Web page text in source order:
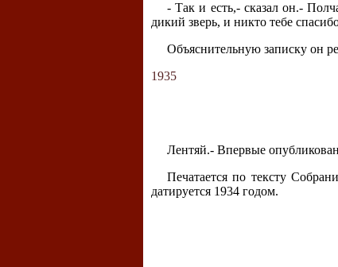
- Так и есть,- сказал он.-
дикий зверь, и никто тебе
Объяснительную записку он
1935
Лентяй.- Впервые
Печатается по тексту
датируется 1934 годом.